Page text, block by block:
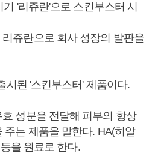
'리쥬란'으로 스킨부스터 시
쥬란으로 회사 성장의 발판을
시된 '스킨부스터' 제품이다.
성분을 전달해 피부의 항상
주는 제품을 말한다. HA(히알
을 원료로 한다.